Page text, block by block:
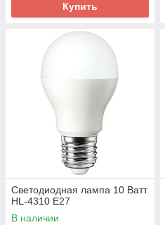
Купить
Светодиодная лампа 10 Ватт
HL-4310 E27
В наличии